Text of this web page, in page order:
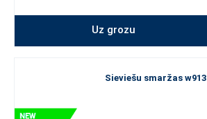
Uz grozu
Sieviešu smaržas w913